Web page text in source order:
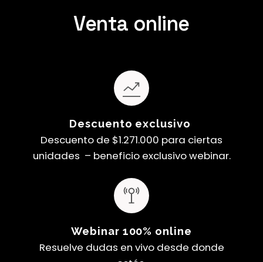
Venta online
Descuento exclusivo
Descuento de $1.271.000 para ciertas
unidades – beneficio exclusivo webinar.
Webinar 100% online
Resuelve dudas en vivo desde donde